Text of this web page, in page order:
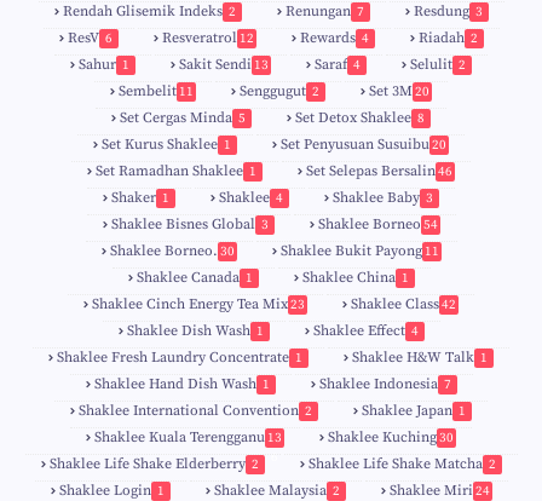
Rendah Glisemik Indeks 2 Renungan 7 Resdung 3
ResV 6 Resveratrol 12 Rewards 4 Riadah 2
Sahur 1 Sakit Sendi 13 Saraf 4 Selulit 2
Sembelit 11 Senggugut 2 Set 3M20
Set Cergas Minda 5 Set Detox Shaklee 8
Set Kurus Shaklee 1 Set Penyusuan Susuibu20
Set Ramadhan Shaklee 1 Set Selepas Bersalin46
Shaker 1 Shaklee 4 Shaklee Baby 3
Shaklee Bisnes Global 3 Shaklee Borneo 54
Shaklee Borneo. 30 Shaklee Bukit Payong 11
Shaklee Canada 1 Shaklee China 1
Shaklee Cinch Energy Tea Mix23 Shaklee Class42
Shaklee Dish Wash 1 Shaklee Effect 4
Shaklee Fresh Laundry Concentrate 1 Shaklee H&W Talk 1
Shaklee Hand Dish Wash 1 Shaklee Indonesia 7
Shaklee International Convention 2 Shaklee Japan 1
Shaklee Kuala Terengganu 13
Shaklee Kuching30
Shaklee Life Shake Elderberry 2 Shaklee Life Shake Matcha 2
Shaklee Login 1 Shaklee Malaysia 2 Shaklee Miri 24